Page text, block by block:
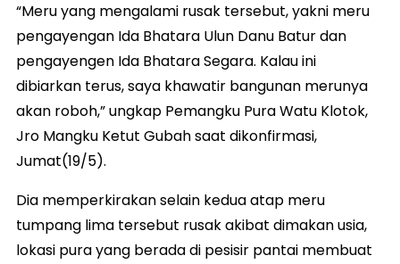
“Meru yang mengalami rusak tersebut, yakni meru
pengayengan Ida Bhatara Ulun Danu Batur dan
pengayengen Ida Bhatara Segara. Kalau ini
dibiarkan terus, saya khawatir bangunan merunya
akan roboh,” ungkap Pemangku Pura Watu Klotok,
Jro Mangku Ketut Gubah saat dikonfirmasi,
Jumat(19/5).
Dia memperkirakan selain kedua atap meru
tumpang lima tersebut rusak akibat dimakan usia,
lokasi pura yang berada di pesisir pantai membuat